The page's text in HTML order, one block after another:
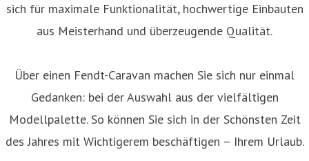
sich für maximale Funktionalität, hochwertige Einbauten
aus Meisterhand und überzeugende Qualität.
Über einen Fendt-Caravan machen Sie sich nur einmal
Gedanken: bei der Auswahl aus der vielfältigen
Modellpalette. So können Sie sich in der Schönsten Zeit
des Jahres mit Wichtigerem beschäftigen – Ihrem Urlaub.